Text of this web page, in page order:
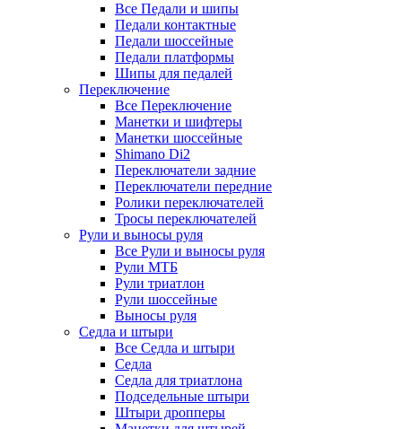
Все Педали и шипы
Педали контактные
Педали шоссейные
Педали платформы
Шипы для педалей
Переключение
Все Переключение
Манетки и шифтеры
Манетки шоссейные
Shimano Di2
Переключатели задние
Переключатели передние
Ролики переключателей
Тросы переключателей
Рули и выносы руля
Все Рули и выносы руля
Рули МТБ
Рули триатлон
Рули шоссейные
Выносы руля
Седла и штыри
Все Седла и штыри
Седла
Седла для триатлона
Подседельные штыри
Штыри дропперы